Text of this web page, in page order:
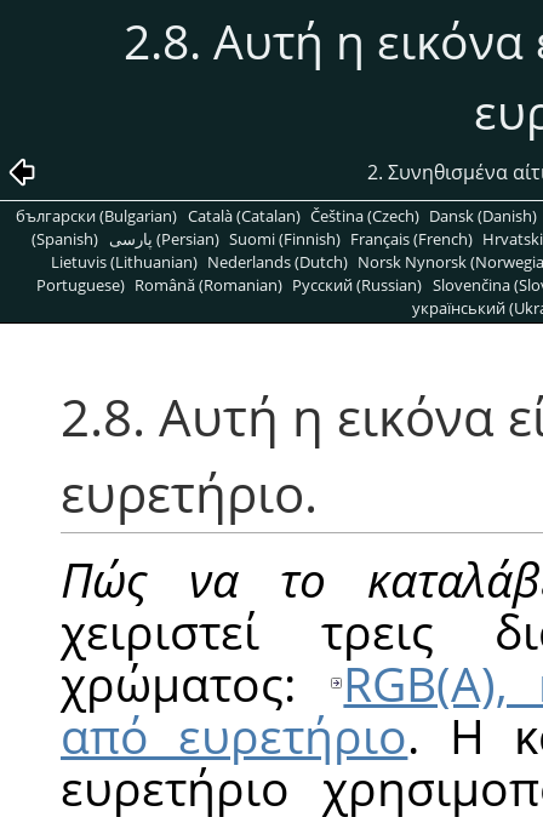
2.8. Αυτή η
2. Συνηθισμένα
български (Bulgarian) Català (Catalan) Čeština (Czech) Dansk (Danish)
(Spanish)
پارسی (Persian) Suomi (Finnish) Français (French)
Lietuvis (Lithuanian) Nederlands (Dutch) Norsk Nynorsk
Portuguese) Română (Romanian) Pусский (Russian) Slovenčina
український
2.8. Αυτή η εικόνα
ευρετήριο.
Πώς να το
χειριστεί τρεις
χρώματος:
από ευρετήριο. Η
ευρετήριο